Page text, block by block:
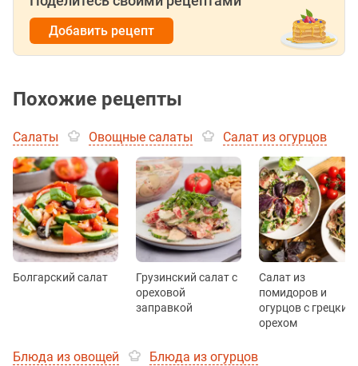
Добавить рецепт
Похожие рецепты
Салаты Овощные салаты Салат из огурцов
Болгарский салат
Грузинский салат с
ореховой
заправкой
Салат из
помидоров и
огурцов с грецким
орехом
Блюда из овощей Блюда из огурцов